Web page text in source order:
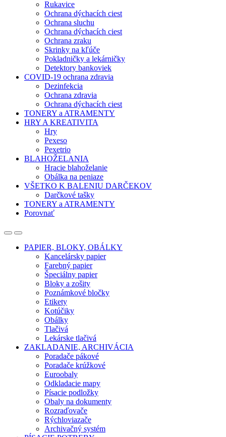
Rukavice
Ochrana dýchacích ciest
Ochrana sluchu
Ochrana dýchacích ciest
Ochrana zraku
Skrinky na kľúče
Pokladničky a lekárničky
Detektory bankoviek
COVID-19 ochrana zdravia
Dezinfekcia
Ochrana zdravia
Ochrana dýchacích ciest
TONERY a ATRAMENTY
HRY A KREATIVITA
Hry
Pexeso
Pexetrio
BLAHOŽELANIA
Hracie blahoželanie
Obálka na peniaze
VŠETKO K BALENIU DARČEKOV
Darčkové tašky
TONERY a ATRAMENTY
Porovnať
OpenClose
PAPIER, BLOKY, OBÁLKY
Kancelársky papier
Farebný papier
Špeciálny papier
Bloky a zošity
Poznámkové bločky
Etikety
Kotúčiky
Obálky
Tlačivá
Lekárske tlačivá
ZAKLADANIE, ARCHIVÁCIA
Poradače pákové
Poradače krúžkové
Euroobaly
Odkladacie mapy
Písacie podložky
Obaly na dokumenty
Rozraďovače
Rýchloviazače
Archivačný systém